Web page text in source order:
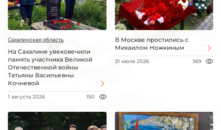
Сахалинская область
На Сахалине увековечили
память участника Великой
Отечественной войны
Татьяны Васильевны
Кочневой
1 августа 2026 150
В Москве простились с
Михаилом Ножкиным
31 июля 2026 369